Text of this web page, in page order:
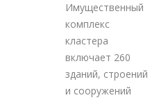
Имущественный
комплекс
кластера
включает 260
зданий, строений
и сооружений